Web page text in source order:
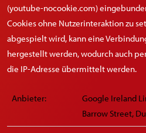
(youtube-nocookie.com)
Cookies ohne Nutzerinteraktion zu
abgespielt wird, kann eine
hergestellt werden, wodurch auch
die IP-Adresse übermittelt werden.
Anbieter:
Google Ireland
Barrow Street,